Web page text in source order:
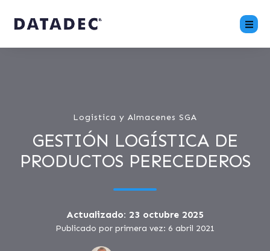
Logistica y Almacenes SGA
GESTIÓN LOGÍSTICA DE
PRODUCTOS PERECEDEROS
Actualizado: 23 octubre 2025
Publicado por primera vez: 6 abril 2021